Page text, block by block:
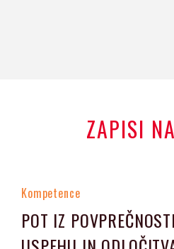
ZAPISI
Kompetence
POT IZ